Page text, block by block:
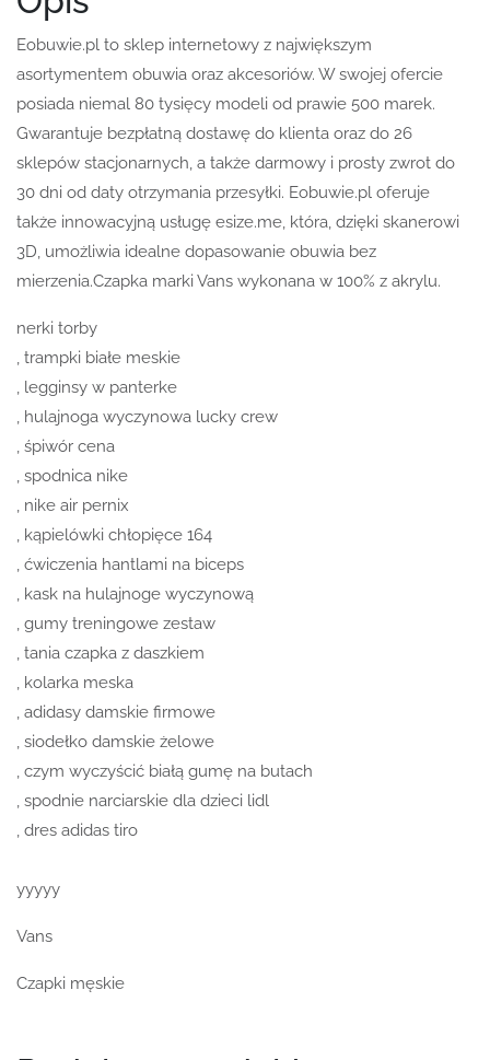
Eobuwie.pl to sklep internetowy z największym
asortymentem obuwia oraz akcesoriów. W swojej ofercie
posiada niemal 80 tysięcy modeli od prawie 500 marek.
Gwarantuje bezpłatną dostawę do klienta oraz do 26
sklepów stacjonarnych, a także darmowy i prosty zwrot do
30 dni od daty otrzymania przesyłki. Eobuwie.pl oferuje
także innowacyjną usługę esize.me, która, dzięki skanerowi
3D, umożliwia idealne dopasowanie obuwia bez
mierzenia.Czapka marki Vans wykonana w 100% z akrylu.
nerki torby
, trampki białe meskie
, legginsy w panterke
, hulajnoga wyczynowa lucky crew
, śpiwór cena
, spodnica nike
, nike air pernix
, kąpielówki chłopięce 164
, ćwiczenia hantlami na biceps
, kask na hulajnoge wyczynową
, gumy treningowe zestaw
, tania czapka z daszkiem
, kolarka meska
, adidasy damskie firmowe
, siodełko damskie żelowe
, czym wyczyścić białą gumę na butach
, spodnie narciarskie dla dzieci lidl
, dres adidas tiro
yyyyy
Vans
Czapki męskie